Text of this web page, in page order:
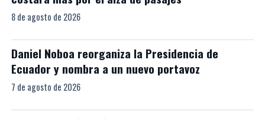
8 de agosto de 2026
Daniel Noboa reorganiza la Presidencia de
Ecuador y nombra a un nuevo portavoz
7 de agosto de 2026